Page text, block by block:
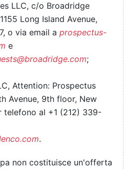
LLC, c/o Broadridge
Long Island Avenue,
o via email a prospectus-
e
;
Attention: Prospectus
Avenue, 9th floor, New
telefono al +1 (212) 339-
.
non costituisce un'offerta